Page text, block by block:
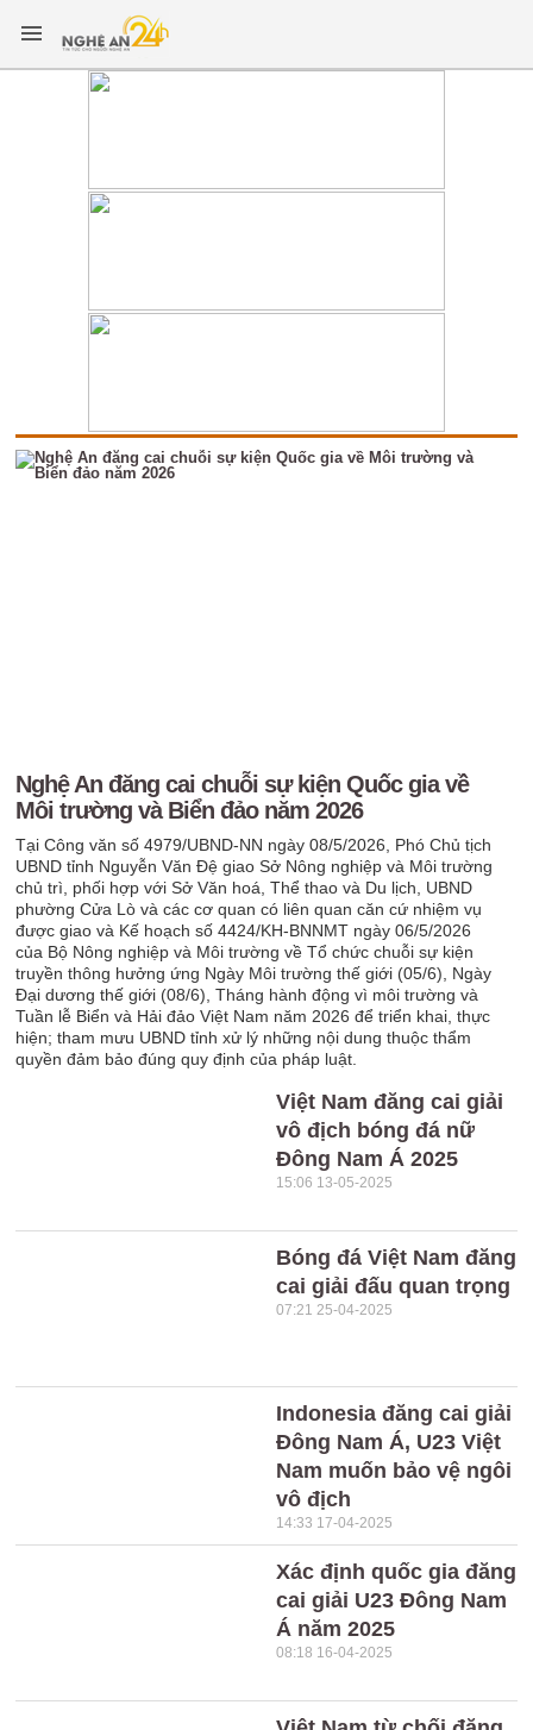
Nghệ An đăng cai chuỗi sự kiện Quốc gia về
Môi trường và Biển đảo năm 2026
Tại Công văn số 4979/UBND-NN ngày 08/5/2026, Phó Chủ tịch
UBND tỉnh Nguyễn Văn Đệ giao Sở Nông nghiệp và Môi trường
chủ trì, phối hợp với Sở Văn hoá, Thể thao và Du lịch, UBND
phường Cửa Lò và các cơ quan có liên quan căn cứ nhiệm vụ
được giao và Kế hoạch số 4424/KH-BNNMT ngày 06/5/2026
của Bộ Nông nghiệp và Môi trường về Tổ chức chuỗi sự kiện
truyền thông hưởng ứng Ngày Môi trường thế giới (05/6), Ngày
Đại dương thế giới (08/6), Tháng hành động vì môi trường và
Tuần lễ Biển và Hải đảo Việt Nam năm 2026 để triển khai, thực
hiện; tham mưu UBND tỉnh xử lý những nội dung thuộc thẩm
quyền đảm bảo đúng quy định của pháp luật.
Việt Nam đăng cai giải
vô địch bóng đá nữ
Đông Nam Á 2025
15:06 13-05-2025
Bóng đá Việt Nam đăng
cai giải đấu quan trọng
07:21 25-04-2025
Indonesia đăng cai giải
Đông Nam Á, U23 Việt
Nam muốn bảo vệ ngôi
vô địch
14:33 17-04-2025
Xác định quốc gia đăng
cai giải U23 Đông Nam
Á năm 2025
08:18 16-04-2025